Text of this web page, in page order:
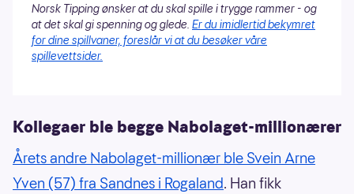
Norsk Tipping ønsker at du skal spille i trygge rammer - og
at det skal gi spenning og glede. Er du imidlertid bekymret
for dine spillvaner, foreslår vi at du besøker våre
spillevettsider.
Kollegaer ble begge Nabolaget-millionærer
Årets andre Nabolaget-millionær ble Svein Arne
Yven (57) fra Sandnes i Rogaland. Han fikk